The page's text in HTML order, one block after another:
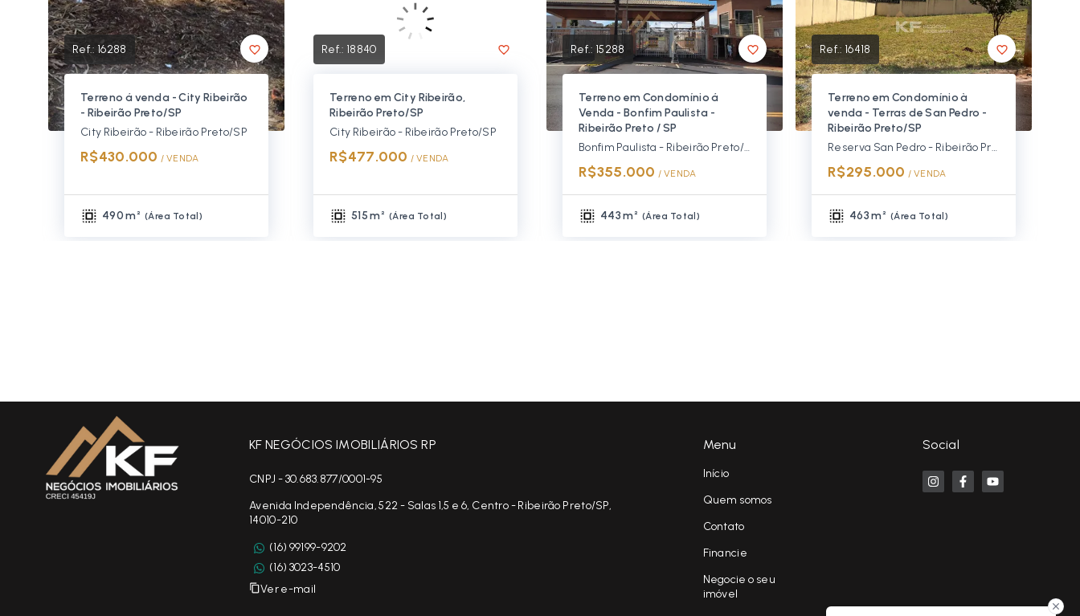
Ref.: 16288
Terreno á venda - City Ribeirão
- Ribeirão Preto/SP
City Ribeirão - Ribeirão Preto/SP
R$430.000 / VENDA
490 m² (Área Total )
Ref.: 18840
Terreno em City Ribeirão,
Ribeirão Preto/SP
City Ribeirão - Ribeirão Preto/SP
R$477.000 / VENDA
515 m² (Área Total )
Ref.: 15288
Terreno em Condomínio á
Venda - Bonfim Paulista -
Ribeirão Preto / SP
Bonfim Paulista - Ribeirão Preto/SP, Zona Sul
R$355.000 / VENDA
443 m² (Área Total )
Ref.: 16418
Terreno em Condomínio à
venda - Terras de San Pedro -
Ribeirão Preto/SP
Reserva San Pedro - Ribeirão Preto/SP, Zona Sul
R$295.000 / VENDA
463 m² (Área Total )
KF NEGÓCIOS IMOBILIÁRIOS RP
CNPJ - 30.683.877/0001-95
Avenida Independência, 522 - Salas 1,5 e 6, Centro - Ribeirão Preto/SP,
14010-210
(16) 99199-9202
(16) 3023-4510
Ver e-mail
Menu
Início
Quem somos
Contato
Financie
Negocie o seu
imóvel
Social